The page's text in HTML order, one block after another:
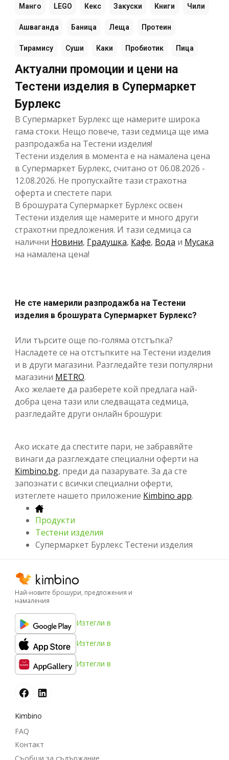
Манго LEGO Кекс Закуски Книги Чили
Ашваганда Баница Леща Протеин
Тирамису Суши Каки Пробиотик Пица
Актуални промоции и цени на
Тестени изделия в Супермаркет
Бурлекс
В Супермаркет Бурлекс ще намерите широка
гама стоки. Нещо повече, тази седмица ще има
разпродажба на Тестени изделия!
Тестени изделия в момента е на намалена цена
в Супермаркет Бурлекс, считано от 06.08.2026 -
12.08.2026. Не пропускайте тази страхотна
оферта и спестете пари.
В брошурата Супермаркет Бурлекс освен
Тестени изделия ще намерите и много други
страхотни предложения. И тази седмица са
налични Новини, Градушка, Кафе, Вода и Мусака
на намалена цена!
Не сте намерили разпродажба на Тестени
изделия в брошурата Супермаркет Бурлекс?
Или търсите още по-голяма отстъпка?
Насладете се на отстъпките на Тестени изделия
и в други магазини. Разгледайте тези популярни
магазини METRO.
Ако желаете да разберете кой предлага най-
добра цена тази или следващата седмица,
разгледайте други онлайн брошури:
Ако искате да спестите пари, не забравяйте
винаги да разглеждате специални оферти на
Kimbino.bg, преди да пазарувате. За да сте
запознати с всички специални оферти,
изтеглете нашето приложение Kimbino app.
Продукти
Тестени изделия
Супермаркет Бурлекс Тестени изделия
Най-новите брошури, предложения и
намаления
Изтегли в
Изтегли в
Изтегли в
Kimbino
FAQ
Контакт